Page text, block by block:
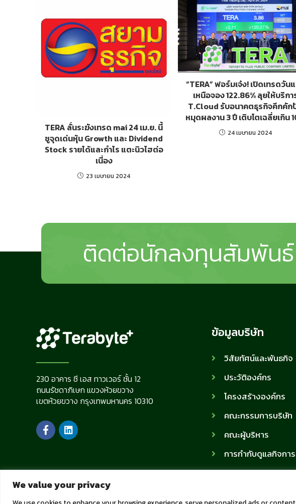
We value your privacy
TERA ลั่นระฆังเทรด mai 24 เม.ย. นี้
ชูจุดเด่นหุ้น Growth และ Dividend
Stock รายได้และกำไร แตะนิวไฮต่อ
เนื่อง
23 เมษายน 2024
“TERA” ฟอร์มเจ๋ง! เปิดเทรดวัน
เหนือจอง 122.86% ลุยให้บริกา
T.Cloud รับอนาคตธุรกิจคึกคัก
หมุดผลงาน 3 ปี เติบโตเฉลี่ยเกิน
24 เมษายน 2024
ติดต่อนักลงทุนสัมพันธ์
230 อาคาร ซี เอส ทาวเวอร์ ชั้น 12
ถนนรัชดาภิเษก แขวงห้วยขวาง
เขตห้วยขวาง กรุงเทพมหานคร 10310
ข้อมูลบริษัท
วิสัยทัศน์และพันธกิจ
ประวัติองค์กร
โครงสร้างองค์กร
คณะกรรมการบริษัท
คณะผู้บริหาร
การกำกับดูแลกิจการ